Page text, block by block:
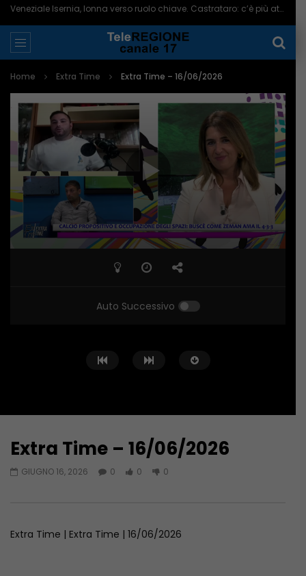
Veneziale Isernia, Ionna verso ruolo chiave. Castrataro: c’è più attenzione per Termoli – 08/08/2026
Home Extra Time Extra Time – 16/06/2026
Auto Successivo
Extra Time – 16/06/2026
GIUGNO 16, 2026 0 0 0
Extra Time | Extra Time | 16/06/2026